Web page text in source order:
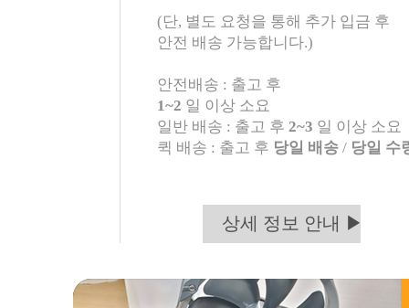
(단, 별도 요청을 통해 추가 입금 후
안전 배송 가능합니다.)
안전배송 : 출고 후
1~2 일 이상 소요
일반 배송 : 출고 후 2~3 일 이상 소요
퀵 배송 : 출고 후 당일 배송 / 당일 수
상세 정보 안내 ▶